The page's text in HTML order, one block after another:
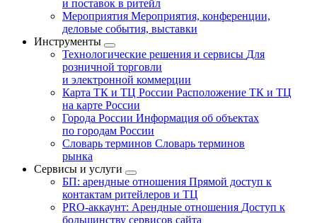
и поставок в ритейл
Мероприятия Мероприятия, конференции,
деловые события, выставки
Инструменты
Технологические решения и сервисы Для
розничной торговли
и электронной коммерции
Карта ТК и ТЦ России Расположение ТК и ТЦ
на карте России
Города России Информация об объектах
по городам России
Словарь терминов Словарь терминов
рынка
Сервисы и услуги
БП: арендные отношения Прямой доступ к
контактам ритейлеров и ТЦ
PRO-аккаунт: Арендные отношения Доступ к
большинству сервисов сайта